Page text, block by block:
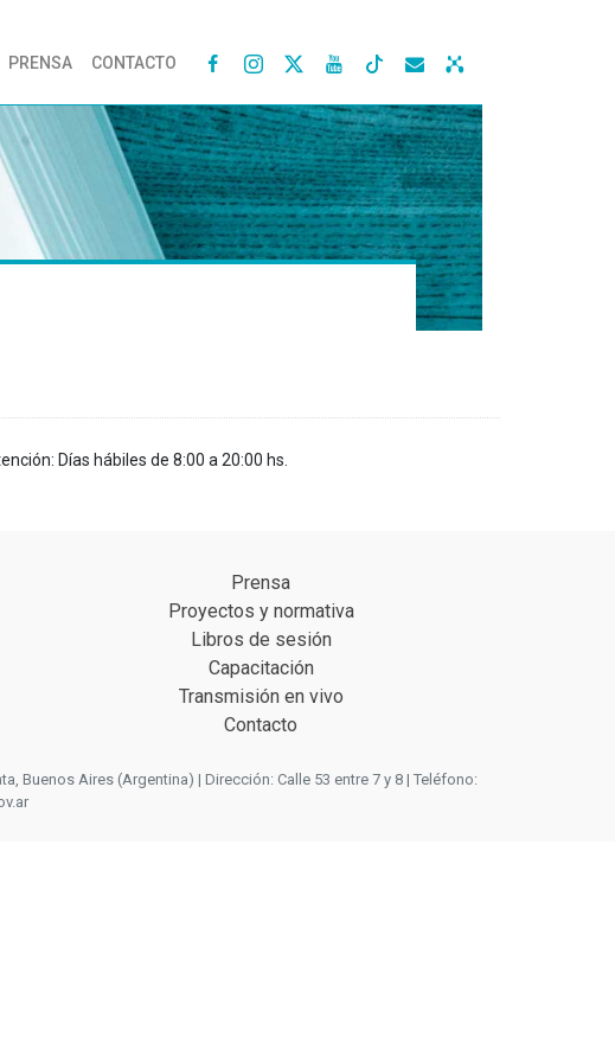
PRENSA CONTACTO    
Días hábiles de 8:00 a 20:00 hs.
Prensa
Proyectos y normativa
Libros de sesión
Capacitación
Transmisión en vivo
Contacto
Buenos Aires (Argentina) | Dirección: Calle 53 entre 7 y 8 | Teléfono: